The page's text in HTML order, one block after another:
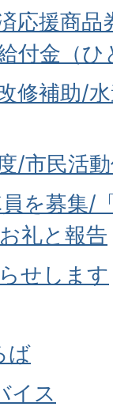
応援商
付金（
修補助/
/市民活
を募集/
礼と報告
せします
ば
イス